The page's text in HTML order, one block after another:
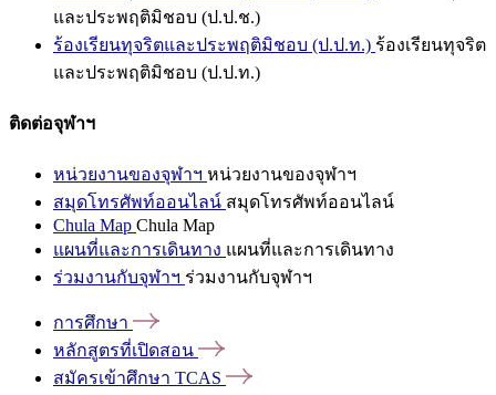
และประพฤติมิชอบ (ป.ป.ช.)
ร้องเรียนทุจริตและประพฤติมิชอบ (ป.ป.ท.) ร้องเรียนทุจริต
และประพฤติมิชอบ (ป.ป.ท.)
ติดต่อจุฬาฯ
หน่วยงานของจุฬาฯ หน่วยงานของจุฬาฯ
สมุดโทรศัพท์ออนไลน์ สมุดโทรศัพท์ออนไลน์
Chula Map Chula Map
แผนที่และการเดินทาง แผนที่และการเดินทาง
ร่วมงานกับจุฬาฯ ร่วมงานกับจุฬาฯ
การศึกษา
หลักสูตรที่เปิดสอน
สมัครเข้าศึกษา TCAS